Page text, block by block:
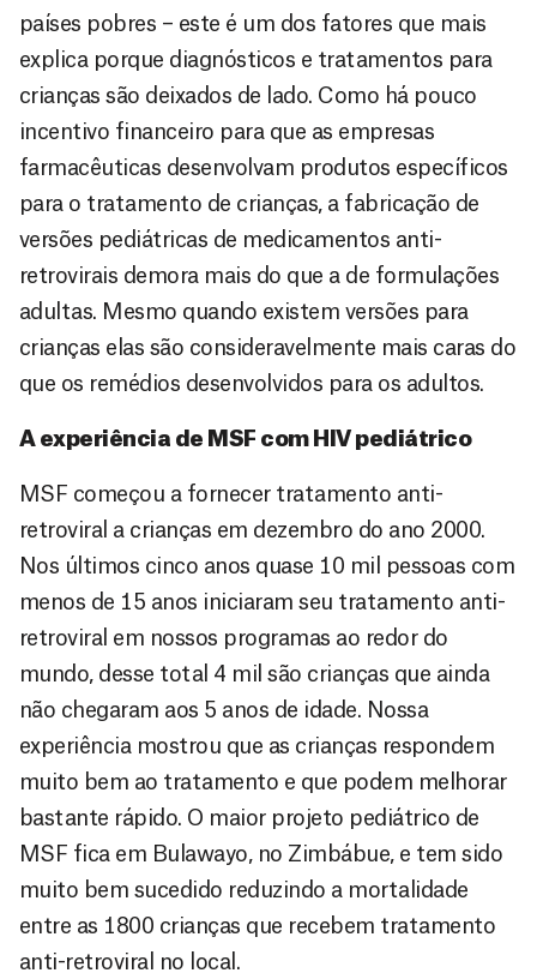
países pobres – este é um dos fatores que mais
explica porque diagnósticos e tratamentos para
crianças são deixados de lado. Como há pouco
incentivo financeiro para que as empresas
farmacêuticas desenvolvam produtos específicos
para o tratamento de crianças, a fabricação de
versões pediátricas de medicamentos anti-
retrovirais demora mais do que a de formulações
adultas. Mesmo quando existem versões para
crianças elas são consideravelmente mais caras do
que os remédios desenvolvidos para os adultos.
A experiência de MSF com HIV pediátrico
MSF começou a fornecer tratamento anti-
retroviral a crianças em dezembro do ano 2000.
Nos últimos cinco anos quase 10 mil pessoas com
menos de 15 anos iniciaram seu tratamento anti-
retroviral em nossos programas ao redor do
mundo, desse total 4 mil são crianças que ainda
não chegaram aos 5 anos de idade. Nossa
experiência mostrou que as crianças respondem
muito bem ao tratamento e que podem melhorar
bastante rápido. O maior projeto pediátrico de
MSF fica em Bulawayo, no Zimbábue, e tem sido
muito bem sucedido reduzindo a mortalidade
entre as 1800 crianças que recebem tratamento
anti-retroviral no local.